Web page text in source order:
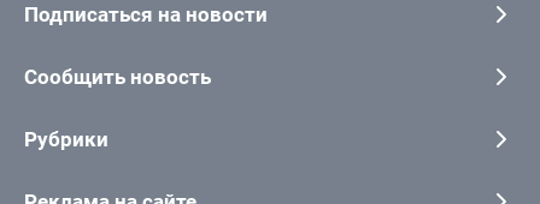
Подписаться на новости
Сообщить новость
Рубрики